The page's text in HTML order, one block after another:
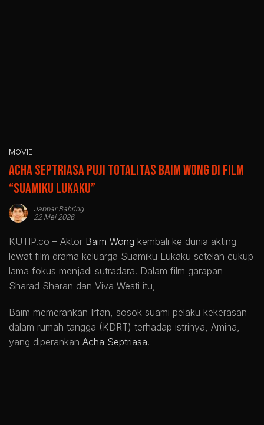
MOVIE
Acha Septriasa Puji Totalitas Baim Wong di Film
“Suamiku Lukaku”
Jabbar Bahring
22 Mei 2026
KUTIP.co – Aktor Baim Wong kembali ke dunia akting
lewat film drama keluarga Suamiku Lukaku setelah cukup
lama fokus menjadi sutradara. Dalam film garapan
Sharad Sharan dan Viva Westi itu,
Baim memerankan Irfan, sosok suami pelaku kekerasan
dalam rumah tangga (KDRT) terhadap istrinya, Amina,
yang diperankan Acha Septriasa.